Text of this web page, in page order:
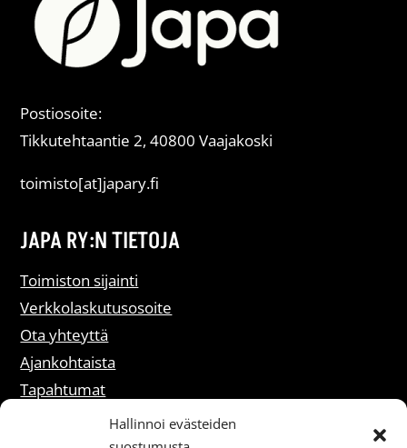
Hallinnoi evästeiden
Postiosoite:
Tikkutehtaantie 2, 40800 Vaajakoski
toimisto[at]japary.fi
JAPA RY:N TIETOJA
Toimiston sijainti
Verkkolaskutusosoite
Ota yhteyttä
Ajankohtaista
Tapahtumat
Liity jäseneksi